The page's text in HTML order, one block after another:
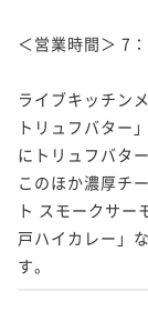
【連泊プラン
＜営業時間＞ 7
ライブキッチン
トリュフバター
にトリュフバタ
このほか濃厚チ
ト スモークサー
戸ハイカレー」
す。